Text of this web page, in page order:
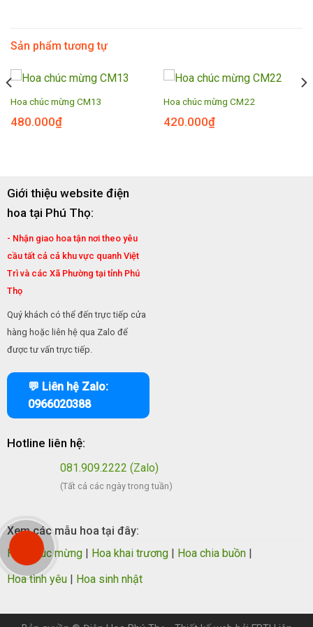
Sản phẩm tương tự
Hoa chúc mừng CM13
480.000₫
Hoa chúc mừng CM22
420.000₫
Giới thiệu website điện
hoa tại Phú Thọ:
- Nhận giao hoa tận nơi theo yêu
cầu tất cả cả khu vực quanh Việt
Trì và các Xã Phường tại tỉnh Phú
Thọ
Quý khách có thể đến trực tiếp cửa
hàng hoặc liên hệ qua Zalo để
được tư vấn trực tiếp.
💬 Liên hệ Zalo:
0966020388
Hotline liên hệ:
081.909.2222 (Zalo)
(Tất cả các ngày trong tuần)
Xem các mẫu hoa tại đây:
Hoa chúc mừng| Hoa khai trương| Hoa chia buồn|
Hoa tình yêu| Hoa sinh nhật